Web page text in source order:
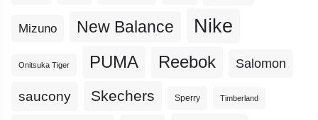
Mizuno New Balance Nike
Onitsuka Tiger PUMA Reebok Salomon
saucony Skechers Sperry Timberland